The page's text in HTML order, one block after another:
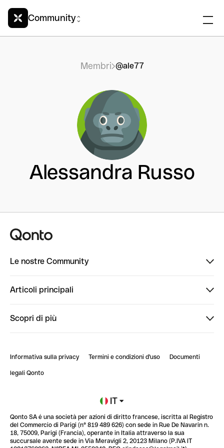
Community
Membri @ale77
Alessandra Russo
Le nostre Community
PowerUp
Articoli principali
StrongHer Mentorship | Notion: come organizzare...
Scopri di più
Blog
Glossario finanziario
Informativa sulla privacy Termini e condizioni d'uso Documenti
legali Qonto
IT
Qonto SA é una società per azioni di diritto francese, iscritta al Registro
del Commercio di Parigi (n° 819 489 626) con sede in Rue De Navarin n.
18, 75009, Parigi (Francia), operante in Italia attraverso la sua
succursale avente sede in Via Meravigli 2, 20123 Milano (P.IVA IT